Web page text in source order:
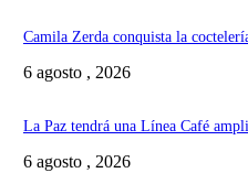
Camila Zerda conquista la
6 agosto , 2026
La Paz tendrá una Línea Café
6 agosto , 2026